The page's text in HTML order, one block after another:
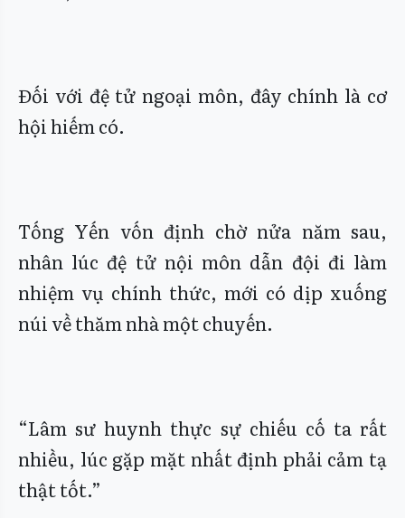
Đối với đệ tử ngoại môn, đây chính là cơ
hội hiếm có.
Tống Yến vốn định chờ nửa năm sau,
nhân lúc đệ tử nội môn dẫn đội đi làm
nhiệm vụ chính thức, mới có dịp xuống
núi về thăm nhà một chuyến.
“Lâm sư huynh thực sự chiếu cố ta rất
nhiều, lúc gặp mặt nhất định phải cảm tạ
thật tốt.”